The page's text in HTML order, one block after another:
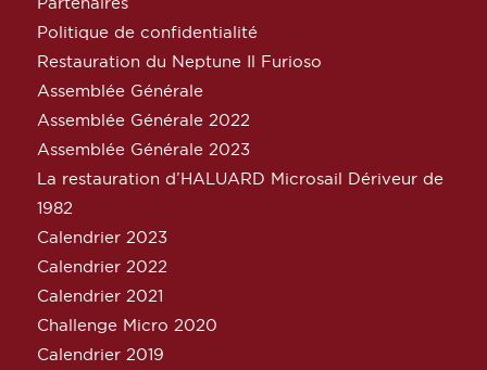
Politique de confidentialité
Restauration du Neptune Il Furioso
Assemblée Générale
Assemblée Générale 2022
Assemblée Générale 2023
La restauration d’HALUARD Microsail Dériveur de
1982
Calendrier 2023
Calendrier 2022
Calendrier 2021
Challenge Micro 2020
Calendrier 2019